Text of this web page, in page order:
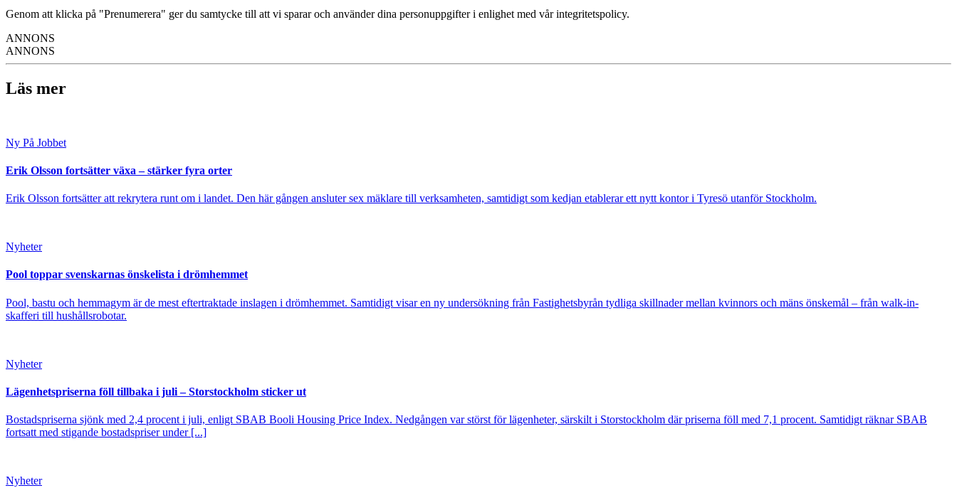
Genom att klicka på "Prenumerera" ger du samtycke till att vi sparar och använder dina personuppgifter i enlighet med vår integritetspolicy.
ANNONS
ANNONS
Läs mer
Ny På Jobbet
Erik Olsson fortsätter växa – stärker fyra orter
Erik Olsson fortsätter att rekrytera runt om i landet. Den här gången ansluter sex mäklare till verksamheten, samtidigt som kedjan etablerar ett nytt kontor i Tyresö utanför Stockholm.
Nyheter
Pool toppar svenskarnas önskelista i drömhemmet
Pool, bastu och hemmagym är de mest eftertraktade inslagen i drömhemmet. Samtidigt visar en ny undersökning från Fastighetsbyrån tydliga skillnader mellan kvinnors och mäns önskemål – från walk-in-
skafferi till hushållsrobotar.
Nyheter
Lägenhetspriserna föll tillbaka i juli – Storstockholm sticker ut
Bostadspriserna sjönk med 2,4 procent i juli, enligt SBAB Booli Housing Price Index. Nedgången var störst för lägenheter, särskilt i Storstockholm där priserna föll med 7,1 procent. Samtidigt räknar SBAB
fortsatt med stigande bostadspriser under [...]
Nyheter